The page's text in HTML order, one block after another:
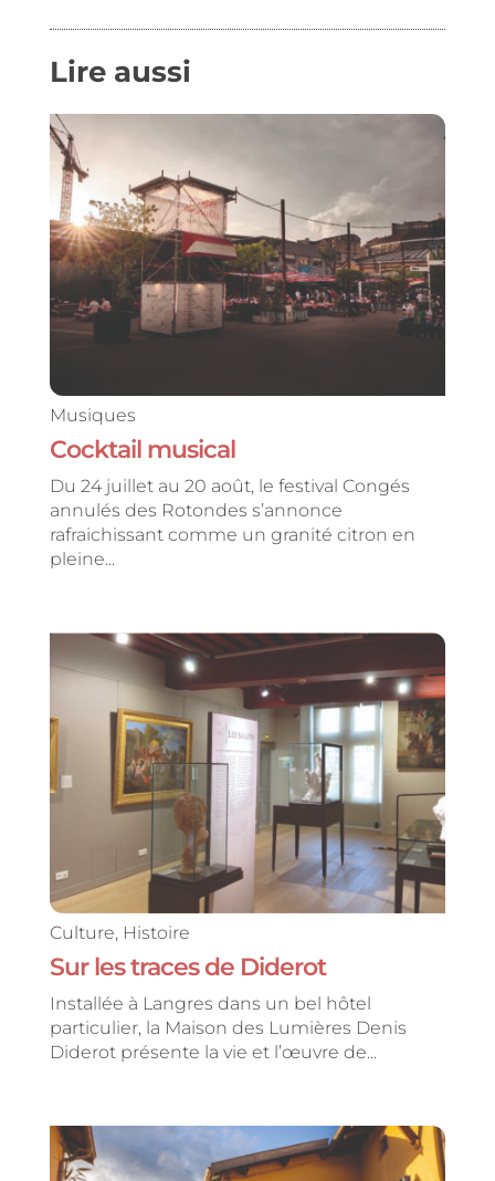
Lire aussi
Musiques
Cocktail musical
Du 24 juillet au 20 août, le festival Congés
annulés des Rotondes s’annonce
rafraichissant comme un granité citron en
pleine...
Culture, Histoire
Sur les traces de Diderot
Installée à Langres dans un bel hôtel
particulier, la Maison des Lumières Denis
Diderot présente la vie et l’œuvre de...